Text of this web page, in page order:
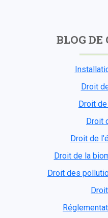
BLOG DE
Droit
Droit
Droit
Droit de
Droit de la
Droit des